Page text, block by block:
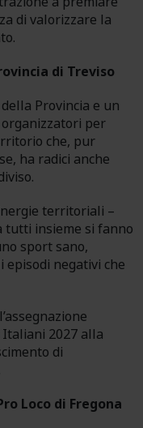
di valorizzare la
di Treviso
Provincia e un
per
che, pur
ha radici anche
territoriali –
tutti insieme si fanno
sport sano,
negativi che
Italiani 2027 alla
di
Loco di Fregona